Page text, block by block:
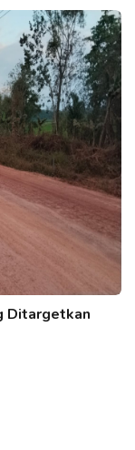
Ditargetkan